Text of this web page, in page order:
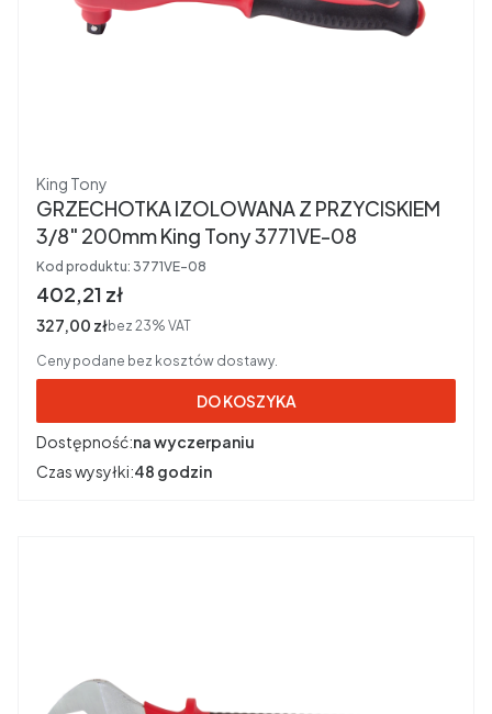
Producent
King Tony
GRZECHOTKA IZOLOWANA Z PRZYCISKIEM
3/8" 200mm King Tony 3771VE-08
Kod produktu: 3771VE-08
Cena brutto
402,21 zł
Cena netto
327,00 złbez 23% VAT
Ceny podane bez kosztów dostawy.
DO KOSZYKA
Dostępność:na wyczerpaniu
Czas wysyłki:48 godzin